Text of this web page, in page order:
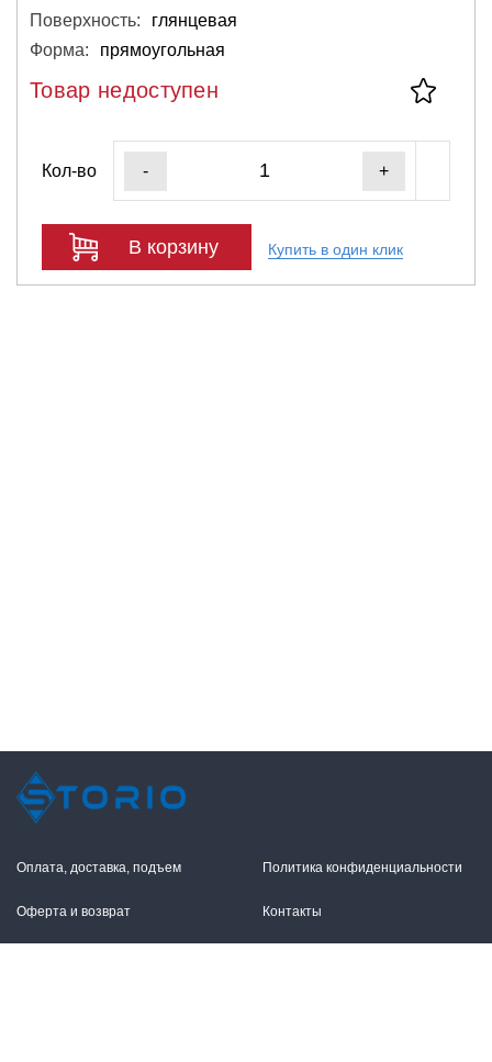
Поверхность:
глянцевая
Форма:
прямоугольная
Товар недоступен
Кол-во - +
В корзину Купить в один клик
Оплата, доставка, подъем
Оферта и возврат
Политика конфиденциальности
Контакты